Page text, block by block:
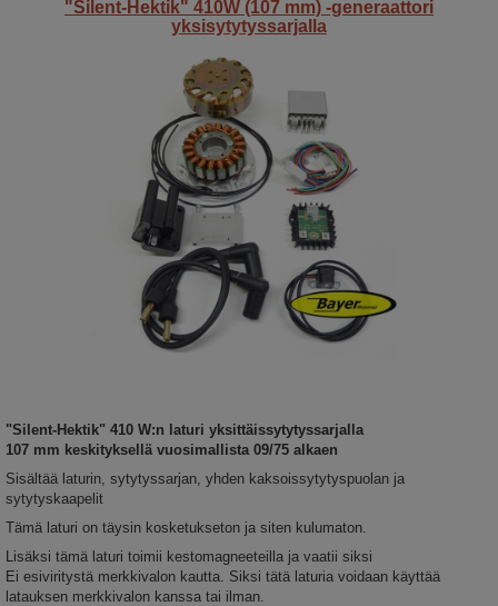
"Silent-Hektik" 410W (107 mm) -generaattori
yksisytytyssarjalla
"Silent-Hektik" 410 W:n laturi yksittäissytytyssarjalla
107 mm keskityksellä vuosimallista 09/75 alkaen
Sisältää laturin, sytytyssarjan, yhden kaksoissytytyspuolan ja
sytytyskaapelit
Tämä laturi on täysin kosketukseton ja siten kulumaton.
Lisäksi tämä laturi toimii kestomagneeteilla ja vaatii siksi
Ei esiviritystä merkkivalon kautta. Siksi tätä laturia voidaan käyttää
latauksen merkkivalon kanssa tai ilman.